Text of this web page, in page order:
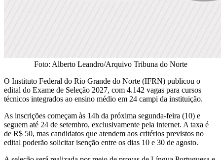
Foto: Alberto Leandro/Arquivo Tribuna do Norte
O Instituto Federal do Rio Grande do Norte (IFRN) publicou o
edital do Exame de Seleção 2027, com 4.142 vagas para cursos
técnicos integrados ao ensino médio em 24 campi da instituição.
As inscrições começam às 14h da próxima segunda-feira (10) e
seguem até 24 de setembro, exclusivamente pela internet. A taxa é
de R$ 50, mas candidatos que atendem aos critérios previstos no
edital poderão solicitar isenção entre os dias 10 e 30 de agosto.